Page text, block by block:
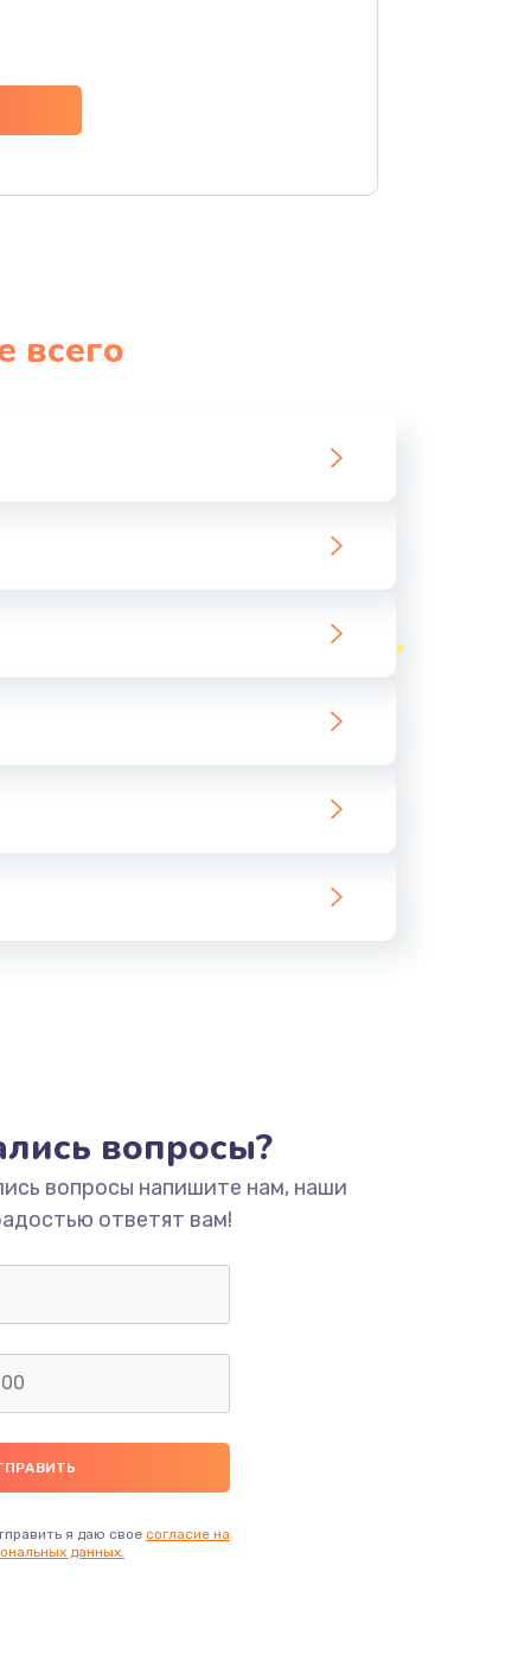
всего
вопросы?
вопросы напишите нам, наши
ответят вам!
я даю свое согласие на
данных.